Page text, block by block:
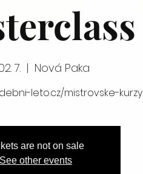
7.
  |
Nová Paka
leto.cz/mistrovske-kurzy
are not on sale
See other events